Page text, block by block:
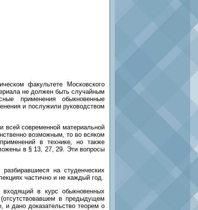
факультете Московского
не должен быть случайным
применения обыкновенные
и послужили руководством
всей современной материальной
возможным, то во всяком
в технике, но также
в § 13, 27, 29. Эти вопросы
на студенческих
частично и не каждый год.
в курс обыкновенных
в предыдущем
и дано доказательство теорем о